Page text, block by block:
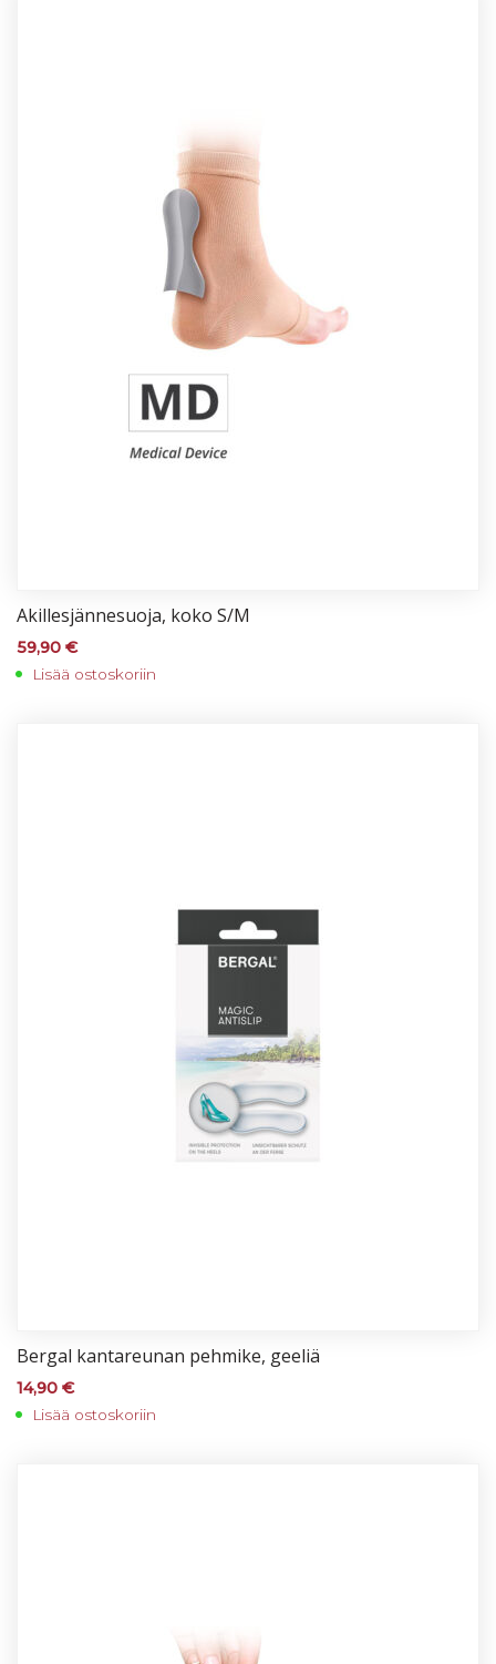
Akil­les­jän­ne­suo­ja, ko­ko S/M
59,90 €
Lisää ostoskoriin
Ber­gal kan­ta­reu­nan peh­mi­ke, gee­liä
14,90 €
Lisää ostoskoriin